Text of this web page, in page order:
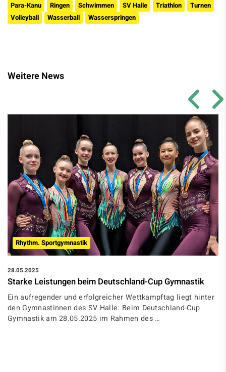
Para-Kanu Ringen Schwimmen SV Halle Triathlon
Turnen
Volleyball
Wasserball Wasserspringen
Weitere News
Rhythm. Sportgymnastik
28.05.2025
Starke Leistungen beim Deutschland-Cup Gymnastik
Ein aufregender und erfolgreicher Wettkampftag liegt hinter
den Gymnastinnen des SV Halle: Beim Deutschland-Cup
Gymnastik am 28.05.2025 im Rahmen des …